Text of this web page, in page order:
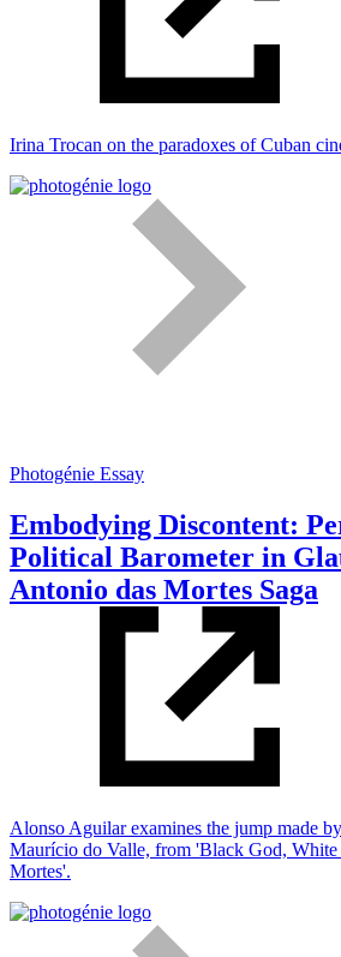
Irina Trocan on the paradoxes of Cuban
Photogénie Essay
Embodying Discontent:
Political Barometer in
Antonio das Mortes Saga
Alonso Aguilar examines the jump made
Maurício do Valle, from 'Black God,
Mortes'.